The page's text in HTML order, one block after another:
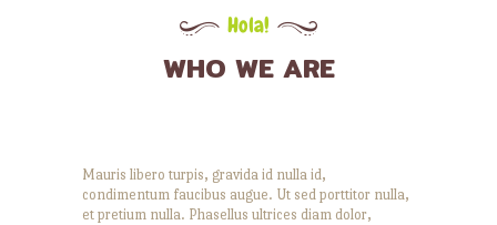
Hola!
WHO WE ARE
Mauris libero turpis, gravida id nulla id,
condimentum faucibus augue. Ut sed porttitor nulla,
et pretium nulla. Phasellus ultrices diam dolor,